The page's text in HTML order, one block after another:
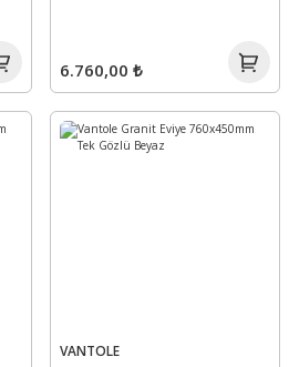
6.760,00 ₺
VANTOLE